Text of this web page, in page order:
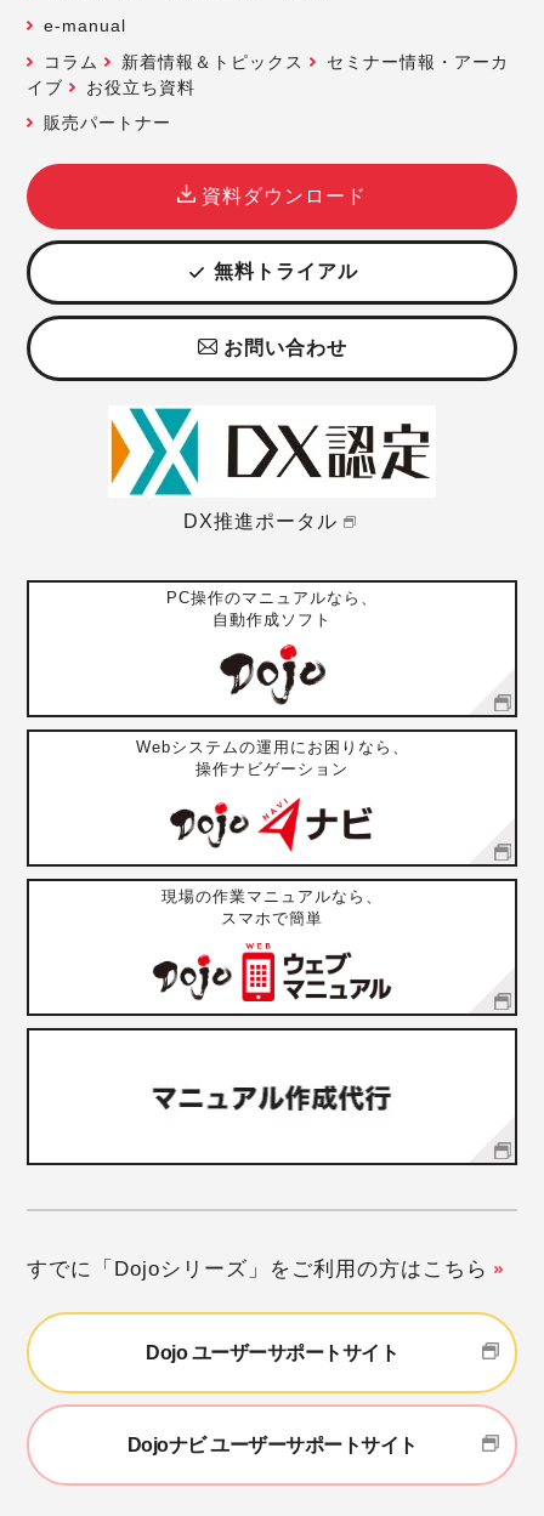
e-manual
コラム
新着情報＆トピックス
セミナー情報・アーカ
イブ
お役立ち資料
販売パートナー
資料ダウンロード
無料トライアル
お問い合わせ
DX推進ポータル
PC操作のマニュアルなら、
自動作成ソフト
Webシステムの運用にお困りなら、
操作ナビゲーション
現場の作業マニュアルなら、
スマホで簡単
すでに「Dojoシリーズ」をご利用の方はこちら
Dojo ユーザーサポートサイト
Dojoナビ ユーザーサポートサイト